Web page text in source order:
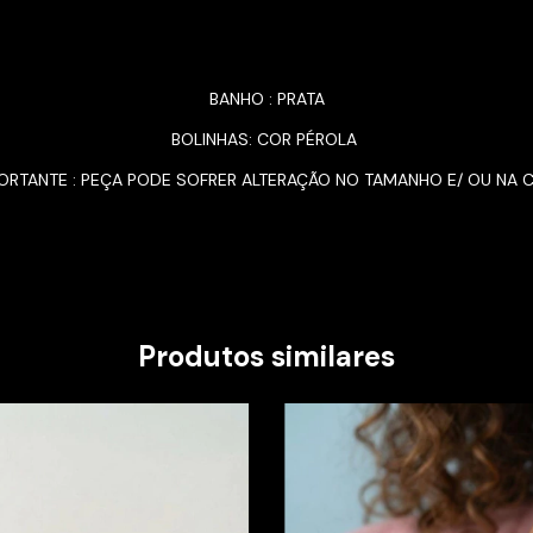
BANHO : PRATA
BOLINHAS: COR PÉROLA
: PEÇA PODE SOFRER ALTERAÇÃO NO TAMANHO E/ OU NA
Produtos similares